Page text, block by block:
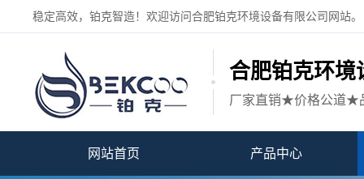
稳定高效，铂克智造！欢迎访问合肥铂克环境设备有限公司网站。
合肥铂克环境
厂家直销★价格公道★
网站首页 产品中心